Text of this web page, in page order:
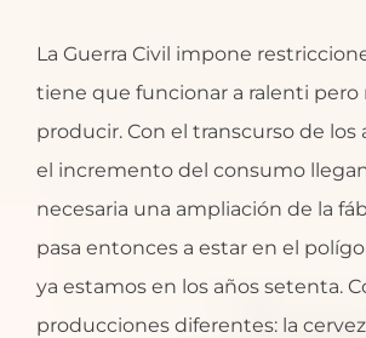
La Guerra Civil impone
tiene que funcionar a ralenti pero
producir. Con el transcurso de los
el incremento del consumo
necesaria una ampliación de la
pasa entonces a estar en el
ya estamos en los años setenta.
producciones diferentes: la